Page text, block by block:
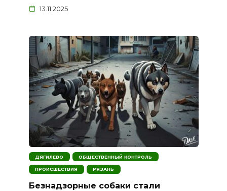
13.11.2025
ДЯГИЛЕВО ОБЩЕСТВЕННЫЙ КОНТРОЛЬ
ПРОИСШЕСТВИЯ РЯЗАНЬ
Безнадзорные собаки стали